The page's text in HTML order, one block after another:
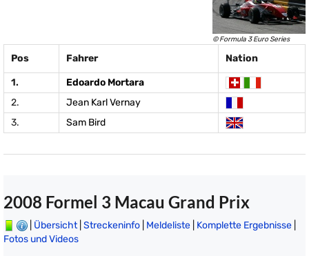
© Formula 3 Euro Series
Pos Fahrer Nation
1.
Edoardo Mortara
2.
Jean Karl Vernay
3.
Sam Bird
2008 Formel 3 Macau Grand Prix
Übersicht| Streckeninfo Meldeliste Komplette Ergebnisse
Fotos und Videos